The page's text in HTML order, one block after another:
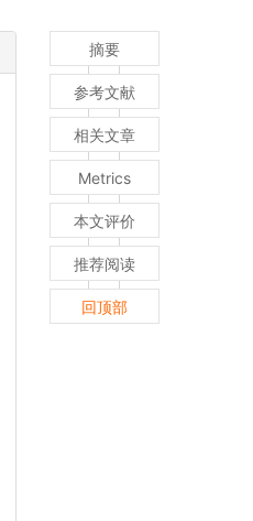
摘要
参考文献
相关文章
Metrics
本文评价
推荐阅读
回顶部